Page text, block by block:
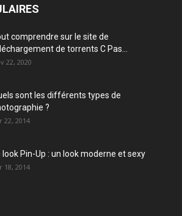
comprendre sur le site de
de torrents C Pas...
22, 2020
sont les différents types de
?
22, 2014
look Pin-Up : un look moderne et sexy
18, 2014